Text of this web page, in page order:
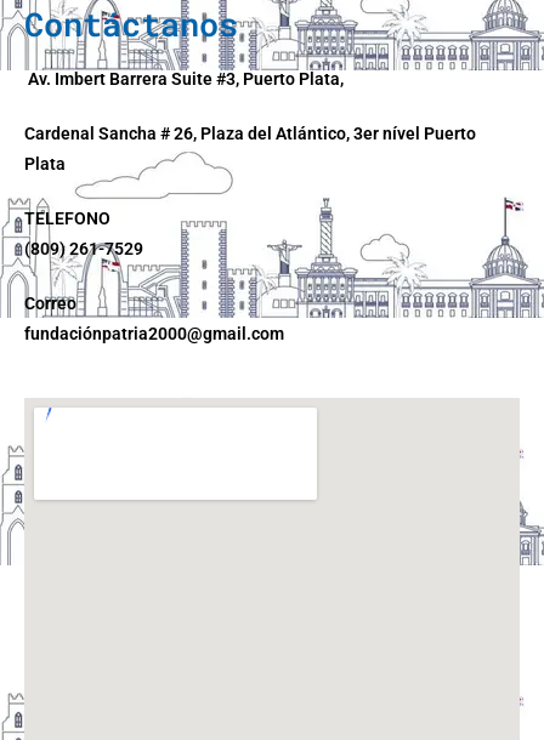
Contáctanos
Av. Imbert Barrera Suite #3, Puerto Plata,
Cardenal Sancha # 26, Plaza del Atlántico, 3er nível Puerto
Plata
TELEFONO
(809) 261-7529
Correo
fundaciónpatria2000@gmail.com